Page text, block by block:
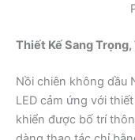
Thiết Kế Sang
Nồi chiên không dầu
LED cảm ứng với
khiển được bố trí